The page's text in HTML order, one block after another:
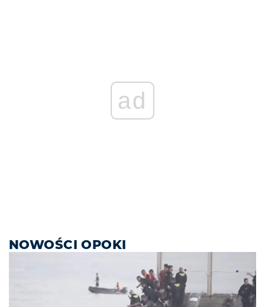
ad
NOWOŚCI OPOKI